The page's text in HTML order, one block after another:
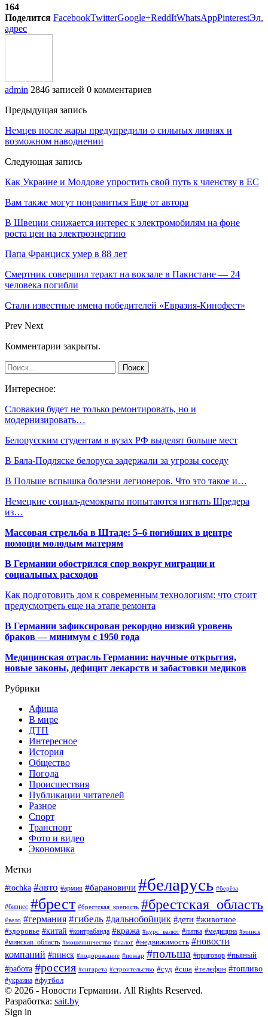
164
Поделится FacebookTwitterGoogle+ReddItWhatsAppPinterestЭл.
адрес
admin 2846 записей 0 комментариев
Предыдущая запись
Немцев после жары предупредили о сильных ливнях и
возможном наводнении
Следующая запись
Как Украине и Молдове упростить свой путь к членству в ЕС
Вам также могут понравиться Еще от автора
В Швеции снижается интерес к электромобилям на фоне
роста цен на электроэнергию
Папа Франциск умер в 88 лет
Смертник совершил теракт на вокзале в Пакистане — 24
человека погибли
Стали известные имена победителей «Евразия-Кинофест»
Prev Next
Комментарии закрыты.
Интересное:
Словакия будет не только ремонтировать, но и
модернизировать…
Белорусским студентам в вузах РФ выделят больше мест
В Бяла-Подляске белоруса задержали за угрозы соседу
В Польше вспышка болезни легионеров. Что это такое и…
Немецкие социал-демократы попытаются изгнать Шредера
из…
Массовая стрельба в Штаде: 5–6 погибших в центре
помощи молодым матерям
В Германии обострился спор вокруг миграции и
социальных расходов
Как подготовить дом к современным технологиям: что стоит
предусмотреть еще на этапе ремонта
В Германии зафиксирован рекордно низкий уровень
браков — минимум с 1950 года
Медицинская отрасль Германии: научные открытия,
новые законы, дефицит лекарств и забастовки медиков
Рубрики
Афиша
В мире
ДТП
Интересное
История
Общество
Погода
Происшествия
Публикации читателей
Разное
Спорт
Транспорт
Фото и видео
Экономика
Метки
#tochka #авто #армия #барановичи #беларусь #берёза
#бизнес #брест #брестская_крепость #брестская_область
#вело #германия #гибель #дальнобойщик #дети #животное
#здоровье #китай #контрабанда #кража #курс_валют #литва #медицина #минск
#минская_область #мошенничество #налог #недвижимость #новости
компаний #пинск #подорожание #пожар #польша #приговор #пьяный
#работа #россия #сигарета #строительство #суд #сша #телефон #топливо
#украина #футбол
© 2026 - Новости Германии. All Rights Reserved.
Разработка: sait.by
Sign in